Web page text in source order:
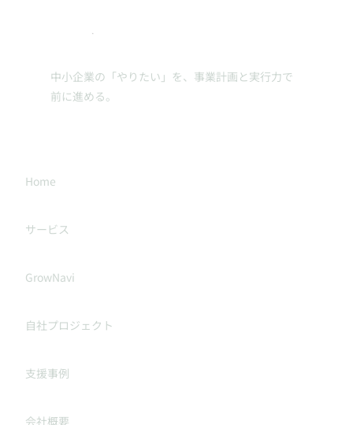
中小企業の「やりたい」を、事業計画と実行力で
前に進める。
Home
サービス
GrowNavi
自社プロジェクト
支援事例
会社概要